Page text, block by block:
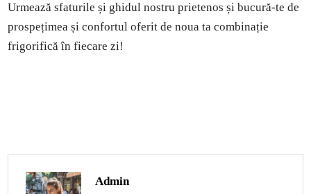
Urmează sfaturile și ghidul nostru prietenos și bucură-te de
prospețimea și confortul oferit de noua ta combinație
frigorifică în fiecare zi!
Admin